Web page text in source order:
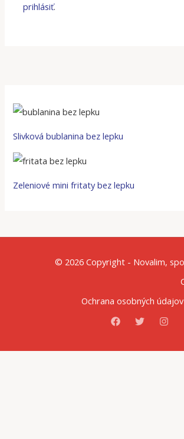
prihlásiť.
Slivková bublanina bez lepku
Zeleniové mini fritaty bez lepku
© 2026 Copyright - Novalim,
Ochrana osobných údajov